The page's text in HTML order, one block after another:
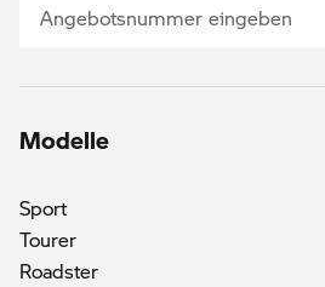
Modelle
Sport
Tourer
Roadster